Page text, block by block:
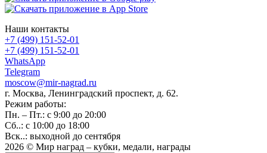
Наши контакты
+7 (499) 151-52-01
+7 (499) 151-52-01
WhatsApp
Telegram
moscow@mir-nagrad.ru
г. Москва, Ленинградский проспект, д. 62.
Режим работы:
Пн. – Пт.: с 9:00 до 20:00
Сб..: с 10:00 до 18:00
Вск..: выходной до сентября
2026 © Мир наград – кубки, медали, награды